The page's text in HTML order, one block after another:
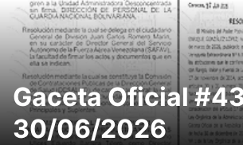
Gaceta Oficial
30/06/2026